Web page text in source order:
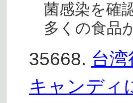
菌感染を確
多くの食品
35668. 台
キャンディ